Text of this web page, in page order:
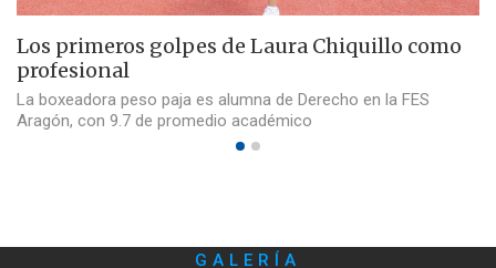
Los primeros golpes de Laura Chiquillo como
profesional
La boxeadora peso paja es alumna de Derecho en la FES
Aragón, con 9.7 de promedio académico
GALERÍA